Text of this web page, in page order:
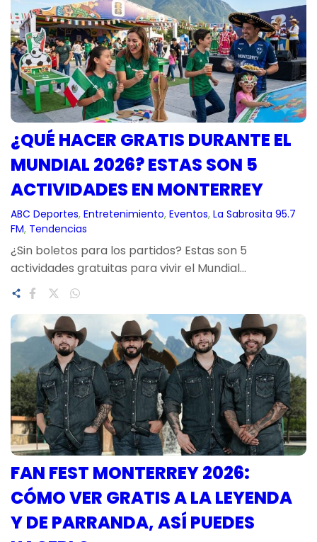
¿QUÉ HACER GRATIS DURANTE EL
MUNDIAL 2026? ESTAS SON 5
ACTIVIDADES EN MONTERREY
ABC Deportes, Entretenimiento, Eventos, La Sabrosita 95.7
FM, Tendencias
¿Sin boletos para los partidos? Estas son 5
actividades gratuitas para vivir el Mundial…
FAN FEST MONTERREY 2026:
CÓMO VER GRATIS A LA LEYENDA
Y DE PARRANDA, ASÍ PUEDES